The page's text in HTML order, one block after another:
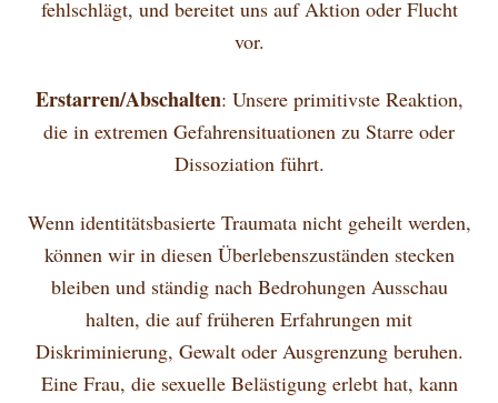
fehlschlägt, und bereitet uns auf Aktion oder Flucht
vor.
Erstarren/Abschalten: Unsere primitivste Reaktion,
die in extremen Gefahrensituationen zu Starre oder
Dissoziation führt.
Wenn identitätsbasierte Traumata nicht geheilt werden,
können wir in diesen Überlebenszuständen stecken
bleiben und ständig nach Bedrohungen Ausschau
halten, die auf früheren Erfahrungen mit
Diskriminierung, Gewalt oder Ausgrenzung beruhen.
Eine Frau, die sexuelle Belästigung erlebt hat, kann